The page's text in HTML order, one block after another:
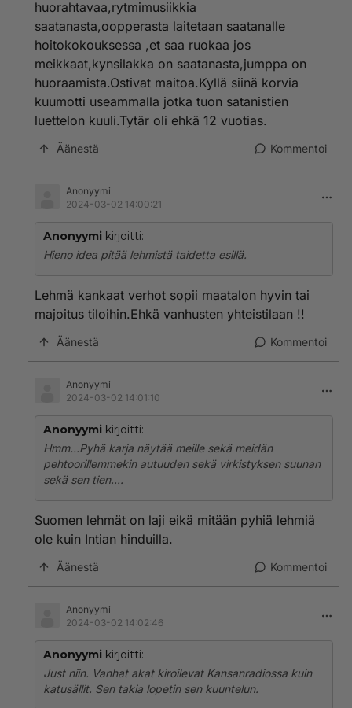
huorahtavaa,rytmimusiikkia
saatanasta,oopperasta laitetaan saatanalle
hoitokokouksessa ,et saa ruokaa jos
meikkaat,kynsilakka on saatanasta,jumppa on
huoraamista.Ostivat maitoa.Kyllä siinä korvia
kuumotti useammalla jotka tuon satanistien
luettelon kuuli.Tytär oli ehkä 12 vuotias.
Äänestä Kommentoi
Anonyymi
2024-03-02 14:00:21
Anonyymi kirjoitti:
Hieno idea pitää lehmistä taidetta esillä.
Lehmä kankaat verhot sopii maatalon hyvin tai
majoitus tiloihin.Ehkä vanhusten yhteistilaan !!
Äänestä Kommentoi
Anonyymi
2024-03-02 14:01:10
Anonyymi kirjoitti:
Hmm...Pyhä karja näytää meille sekä meidän
pehtoorillemmekin autuuden sekä virkistyksen suunan
sekä sen tien....
Suomen lehmät on laji eikä mitään pyhiä lehmiä
ole kuin Intian hinduilla.
Äänestä Kommentoi
Anonyymi
2024-03-02 14:02:46
Anonyymi kirjoitti:
Just niin. Vanhat akat kiroilevat Kansanradiossa kuin
katusällit. Sen takia lopetin sen kuuntelun.